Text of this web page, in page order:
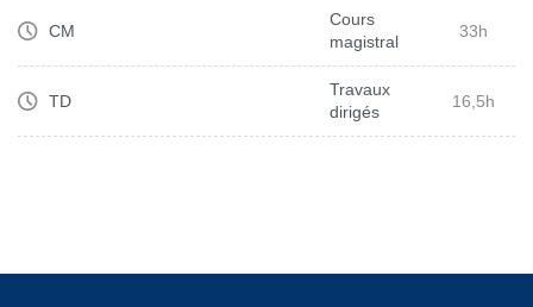
CM
Cours
magistral
33h
TD
Travaux
dirigés
16,5h